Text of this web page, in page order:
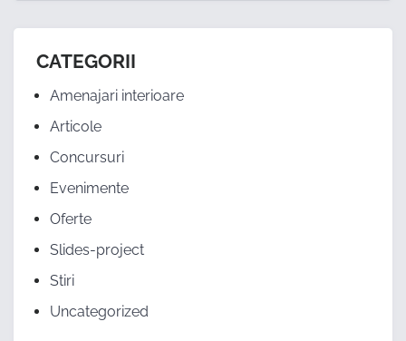
CATEGORII
Amenajari interioare
Articole
Concursuri
Evenimente
Oferte
Slides-project
Stiri
Uncategorized